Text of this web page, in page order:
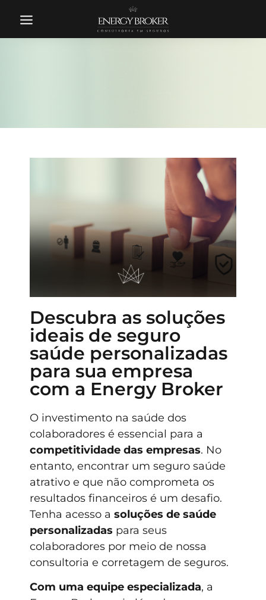
Descubra as soluções
ideais de seguro
saúde personalizadas
para sua empresa
com a Energy Broker
O investimento na saúde dos
colaboradores é essencial para a
competitividade das empresas. No
entanto, encontrar um seguro saúde
atrativo e que não comprometa os
resultados financeiros é um desafio.
Tenha acesso a soluções de saúde
personalizadas para seus
colaboradores por meio de nossa
consultoria e corretagem de seguros.
Com uma equipe especializada, a